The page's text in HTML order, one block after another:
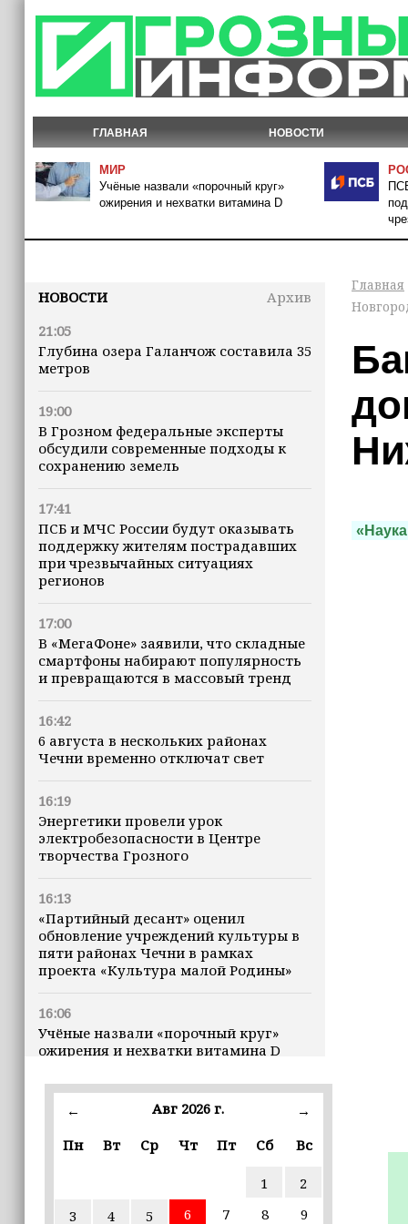
ГЛАВНАЯ НОВОСТИ
МИР
Учёные назвали «порочный круг»
ожирения и нехватки витамина D
НОВОСТИ
Архив
21:05
Глубина озера Галанчож составила 35
метров
19:00
В Грозном федеральные эксперты
обсудили современные подходы к
сохранению земель
17:41
ПСБ и МЧС России будут оказывать
поддержку жителям пострадавших
при чрезвычайных ситуациях
регионов
17:00
В «МегаФоне» заявили, что складные
смартфоны набирают популярность
и превращаются в массовый тренд
16:42
6 августа в нескольких районах
Чечни временно отключат свет
16:19
Энергетики провели урок
электробезопасности в Центре
творчества Грозного
16:13
«Партийный десант» оценил
обновление учреждений культуры в
пяти районах Чечни в рамках
проекта «Культура малой Родины»
16:06
Учёные назвали «порочный круг»
ожирения и нехватки витамина D
16:00
В Чеченской Республике начинается
избирательные комиссии
← Авг 2026 г.
→
Пн
Вт Ср Чт Пт Сб Вс
1
2
3
4 5 6 7 8
9
Главная